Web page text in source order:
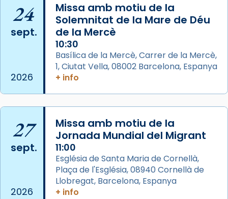
Memòria de les santes Juliana i
Semproniana, verges i màrtirs.
Acompanyant la història de sant Cugat, a
partir de l’Edat Mitjana sorgeix la tradició
que les santes Juliana (“relatiu a Júlia”) i
que les santes són filles de l’antiga Iluro.
Mataró en reivindicarà les relíq
...Ver más
View on Facebook · Share
24
sept.
2026
Missa amb motiu de la
Solemnitat de la Mare de Déu
de la Mercè
10:30
Basílica de la Mercè, Carrer de la Mercè,
1, Ciutat Vella, 08002 Barcelona, Espanya
+ info
27
sept.
2026
Missa amb motiu de la
Jornada Mundial del Migrant
11:00
Església de Santa Maria de Cornellà,
Plaça de l'Església, 08940 Cornellà de
Llobregat, Barcelona, Espanya
+ info